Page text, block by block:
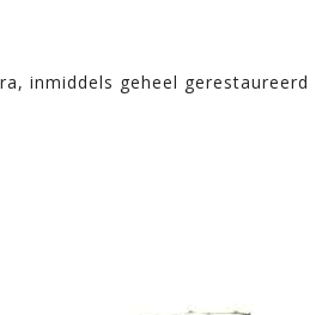
inmiddels geheel gerestaureerd